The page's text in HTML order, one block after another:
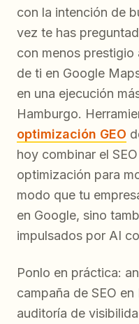
con la intención de
vez te has
con menos prestigio
de ti en Google
en una ejecución
Hamburgo.
optimización GEO
hoy combinar el
optimización para
modo que tu
en Google, sino
impulsados por AI
Ponlo en práctica:
campaña de SEO
auditoría de